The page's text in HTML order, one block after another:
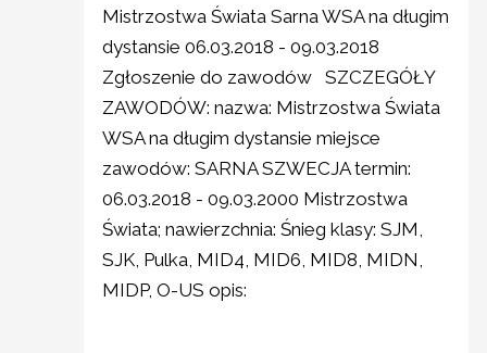
Mistrzostwa Świata Sarna WSA na długim
dystansie 06.03.2018 - 09.03.2018
Zgłoszenie do zawodów SZCZEGÓŁY
ZAWODÓW: nazwa: Mistrzostwa Świata
WSA na długim dystansie miejsce
zawodów: SARNA SZWECJA termin:
06.03.2018 - 09.03.2000 Mistrzostwa
Świata; nawierzchnia: Śnieg klasy: SJM,
SJK, Pulka, MID4, MID6, MID8, MIDN,
MIDP, O-US opis: